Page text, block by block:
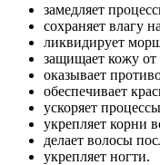
замедляет
сохраняет влагу
ликвидирует
защищает кожу
оказывает
обеспечивает
ускоряет
укрепляет корни
делает волосы
укрепляет ногти.